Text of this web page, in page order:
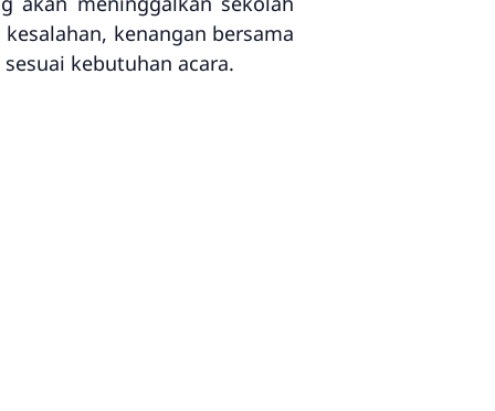
kenangan bersama
kebutuhan acara.